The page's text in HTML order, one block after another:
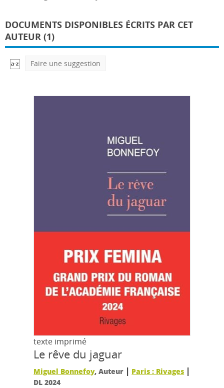
DOCUMENTS DISPONIBLES ÉCRITS PAR CET
AUTEUR (1)
Faire une suggestion
texte imprimé
Le rêve du jaguar
Miguel Bonnefoy, Auteur | Paris : Rivages |
DL 2024